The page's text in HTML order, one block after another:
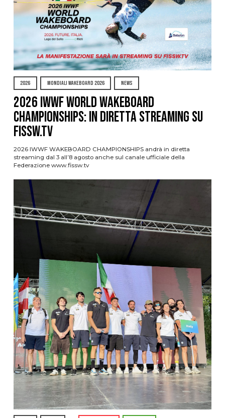
2026 MONDIALI WAKEBOARD 2026 NEWS
2026 IWWF WORLD WAKEBOARD
CHAMPIONSHIPS: IN DIRETTA STREAMING SU
FISSW.TV
2026 IWWF WAKEBOARD CHAMPIONSHIPS andrà in diretta
streaming dal 3 all’8 agosto anche sul canale ufficiale della
Federazione www.fissw.tv